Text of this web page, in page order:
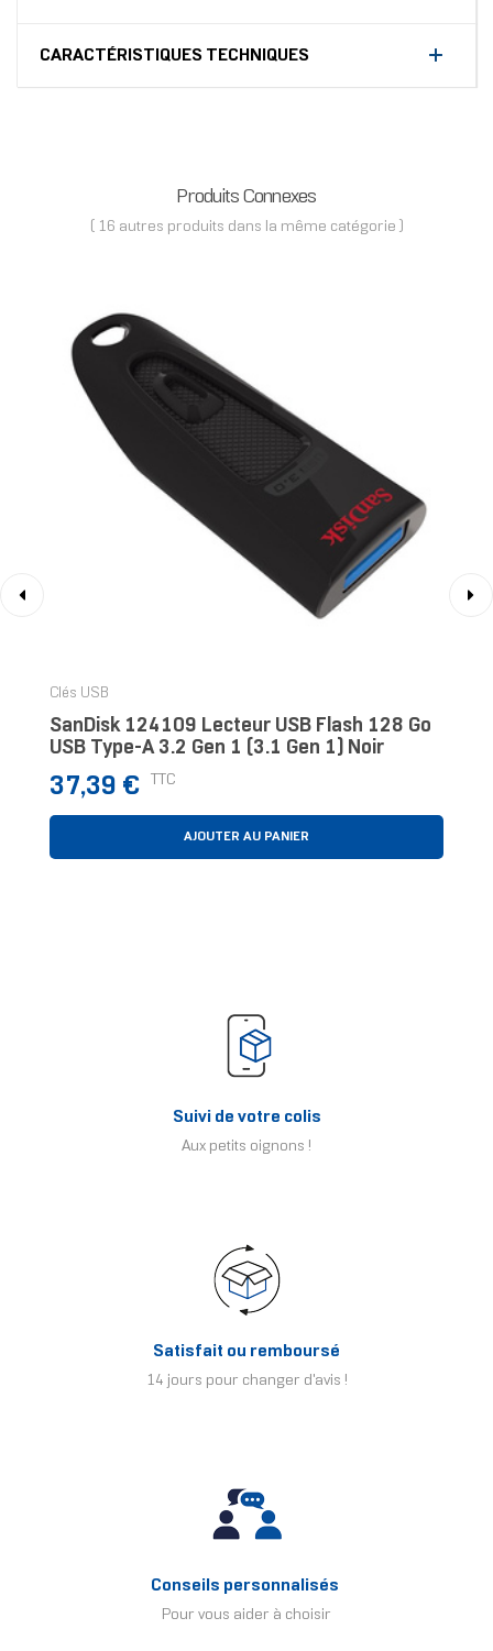
CARACTÉRISTIQUES TECHNIQUES
Produits Connexes
( 16 autres produits dans la même catégorie )
Clés USB
SanDisk 124109 Lecteur USB Flash 128 Go
USB Type-A 3.2 Gen 1 (3.1 Gen 1) Noir
Prix
37,39 € TTC
AJOUTER AU PANIER
Suivi de votre colis
Aux petits oignons !
Satisfait ou remboursé
14 jours pour changer d'avis !
Conseils personnalisés
Pour vous aider à choisir